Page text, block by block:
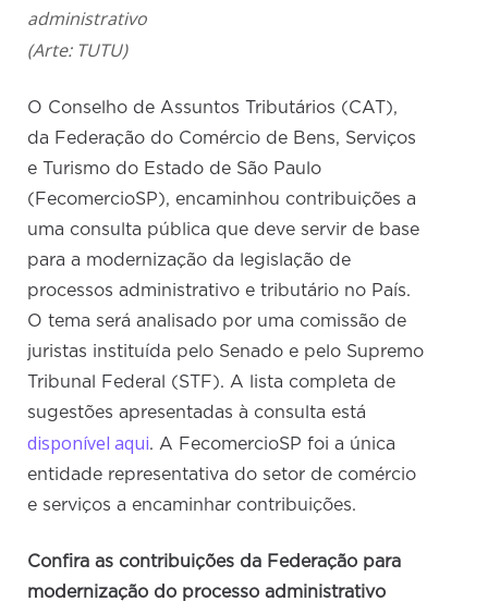
administrativo
(Arte: TUTU)
O Conselho de Assuntos Tributários (CAT),
da Federação do Comércio de Bens, Serviços
e Turismo do Estado de São Paulo
(FecomercioSP), encaminhou contribuições a
uma consulta pública que deve servir de base
para a modernização da legislação de
processos administrativo e tributário no País.
O tema será analisado por uma comissão de
juristas instituída pelo Senado e pelo Supremo
Tribunal Federal (STF). A lista completa de
sugestões apresentadas à consulta está
disponível aqui. A FecomercioSP foi a única
entidade representativa do setor de comércio
e serviços a encaminhar contribuições.
Confira as contribuições da Federação para
modernização do processo administrativo